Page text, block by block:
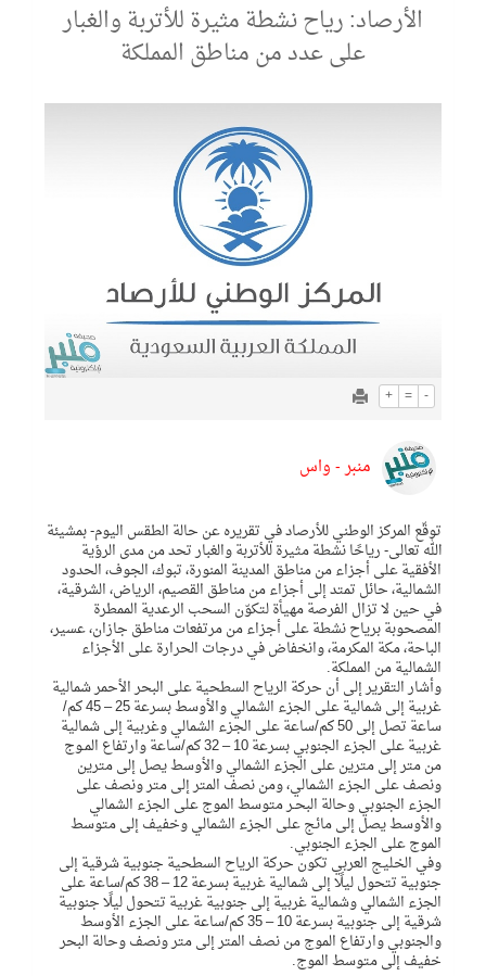
الأرصاد: رياح نشطة مثيرة للأتربة والغبار
على عدد من مناطق المملكة
+ = -
منبر - واس
توقّع المركز الوطني للأرصاد في تقريره عن حالة الطقس اليوم- بمشيئة
الله تعالى- رياحًا نشطة مثيرة للأتربة والغبار تحد من مدى الرؤية
الأفقية على أجزاء من مناطق المدينة المنورة، تبوك، الجوف، الحدود
الشمالية، حائل تمتد إلى أجزاء من مناطق القصيم، الرياض، الشرقية،
في حين لا تزال الفرصة مهيأة لتكوّن السحب الرعدية الممطرة
المصحوبة برياح نشطة على أجزاء من مرتفعات مناطق جازان، عسير،
الباحة، مكة المكرمة، وانخفاض في درجات الحرارة على الأجزاء
الشمالية من المملكة.
وأشار التقرير إلى أن حركة الرياح السطحية على البحر الأحمر شمالية
غربية إلى شمالية على الجزء الشمالي والأوسط بسرعة 25 – 45 كم/
ساعة تصل إلى 50 كم/ساعة على الجزء الشمالي وغربية إلى شمالية
غربية على الجزء الجنوبي بسرعة 10 – 32 كم/ساعة وارتفاع المـوج
من متر إلى مترين على الجزء الشمالي والأوسط يصل إلى مترين
ونصف على الجزء الشمالي، ومن نصف المتر إلى متر ونصف على
الجزء الجنوبي وحالة البحـر متوسط الموج على الجزء الشمالي
والأوسط يصل إلى مائج على الجزء الشمالي وخفيف إلى متوسط
الموج على الجزء الجنوبي.
وفي الخليج العربي تكون حركة الرياح السطحية جنوبية شرقية إلى
جنوبية تتحول ليلًا إلى شمالية غربية بسرعة 12 – 38 كم/ساعة على
الجزء الشمالي وشمالية غربية إلى جنوبية غربية تتحول ليلًا جنوبية
شرقية إلى جنوبية بسرعة 10 – 35 كم/ساعة على الجزء الأوسط
والجنوبي وارتفاع الموج من نصف المتر إلى متر ونصف وحالة البحر
خفيف إلى متوسط الموج.